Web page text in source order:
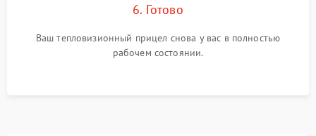
6. Готово
Ваш тепловизионный прицел снова у вас в полностью
рабочем состоянии.